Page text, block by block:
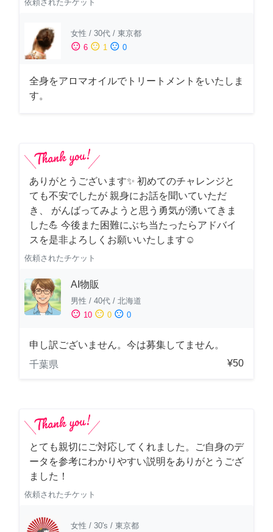
依頼されたチケット
女性 / 30代 / 東京都
sentiment_satisfied 6 sentiment_neutral 1 sentiment_dissatisfied 0
全身をアロマオイルでトリートメントをいたしま
す。
ありがとうございます✨ 初めてのチャレンジと
ても不安でしたが 親身にお話を聞いていただ
き、 がんばってみようと思う勇気が湧いてきま
した💪 今後また困難にぶち当たったらアドバイ
スを是非よろしくお願いいたします☺️
依頼されたチケット
AI物販
男性 / 40代 / 北海道
sentiment_satisfied 10 sentiment_neutral 0 sentiment_dissatisfied 0
申し訳ございません。今は募集してません。
千葉県
¥50
とても親切にご対応してくれました。ご自身のデ
ータを参考にわかりやすい説明をありがとうござ
ました！
依頼されたチケット
女性 / 30's / 東京都